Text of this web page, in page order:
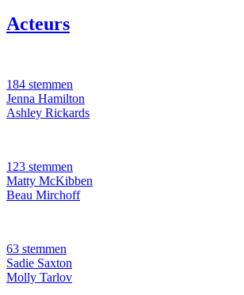
Acteurs
184 stemmen
Jenna Hamilton
Ashley Rickards
123 stemmen
Matty McKibben
Beau Mirchoff
63 stemmen
Sadie Saxton
Molly Tarlov